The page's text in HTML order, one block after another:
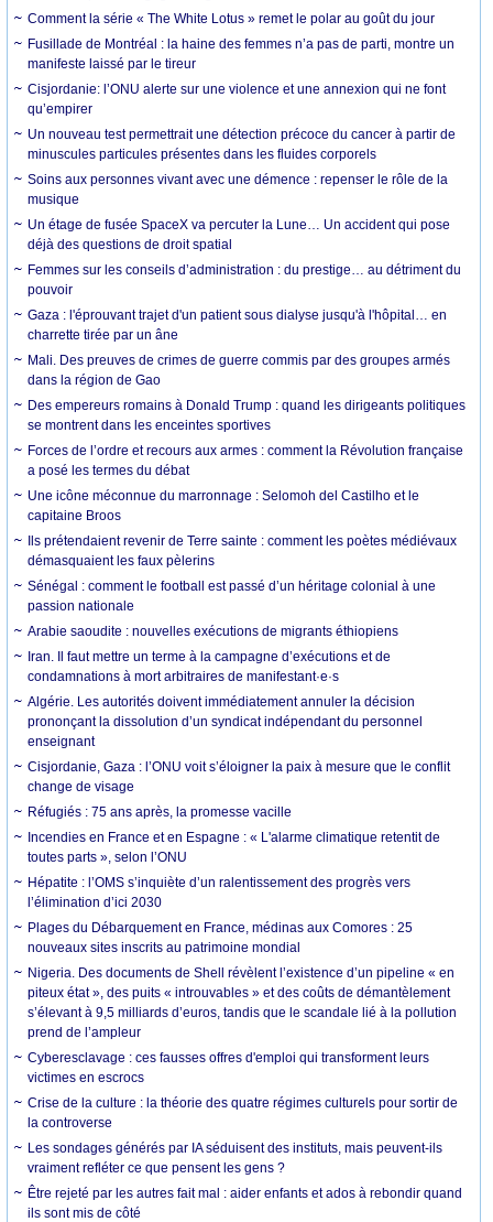
Comment la série « The White Lotus » remet le polar au goût du jour
Fusillade de Montréal : la haine des femmes n’a pas de parti, montre un
manifeste laissé par le tireur
Cisjordanie: l’ONU alerte sur une violence et une annexion qui ne font
qu’empirer
Un nouveau test permettrait une détection précoce du cancer à partir de
minuscules particules présentes dans les fluides corporels
Soins aux personnes vivant avec une démence : repenser le rôle de la
musique
Un étage de fusée SpaceX va percuter la Lune… Un accident qui pose
déjà des questions de droit spatial
Femmes sur les conseils d’administration : du prestige… au détriment du
pouvoir
Gaza : l'éprouvant trajet d'un patient sous dialyse jusqu'à l'hôpital… en
charrette tirée par un âne
Mali. Des preuves de crimes de guerre commis par des groupes armés
dans la région de Gao
Des empereurs romains à Donald Trump : quand les dirigeants politiques
se montrent dans les enceintes sportives
Forces de l’ordre et recours aux armes : comment la Révolution française
a posé les termes du débat
Une icône méconnue du marronnage : Selomoh del Castilho et le
capitaine Broos
Ils prétendaient revenir de Terre sainte : comment les poètes médiévaux
démasquaient les faux pèlerins
Sénégal : comment le football est passé d’un héritage colonial à une
passion nationale
Arabie saoudite : nouvelles exécutions de migrants éthiopiens
Iran. Il faut mettre un terme à la campagne d’exécutions et de
condamnations à mort arbitraires de manifestant·e·s
Algérie. Les autorités doivent immédiatement annuler la décision
prononçant la dissolution d’un syndicat indépendant du personnel
enseignant
Cisjordanie, Gaza : l’ONU voit s’éloigner la paix à mesure que le conflit
change de visage
Réfugiés : 75 ans après, la promesse vacille
Incendies en France et en Espagne : « L'alarme climatique retentit de
toutes parts », selon l’ONU
Hépatite : l’OMS s’inquiète d’un ralentissement des progrès vers
l’élimination d’ici 2030
Plages du Débarquement en France, médinas aux Comores : 25
nouveaux sites inscrits au patrimoine mondial
Nigeria. Des documents de Shell révèlent l’existence d’un pipeline « en
piteux état », des puits « introuvables » et des coûts de démantèlement
s’élevant à 9,5 milliards d’euros, tandis que le scandale lié à la pollution
prend de l’ampleur
Cyberesclavage : ces fausses offres d'emploi qui transforment leurs
victimes en escrocs
Crise de la culture : la théorie des quatre régimes culturels pour sortir de
la controverse
Les sondages générés par IA séduisent des instituts, mais peuvent-ils
vraiment refléter ce que pensent les gens ?
Être rejeté par les autres fait mal : aider enfants et ados à rebondir quand
ils sont mis de côté